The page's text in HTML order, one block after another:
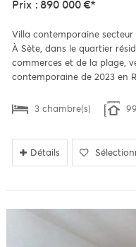
Prix : 890 000 €*
Villa contemporaine
À Sète, dans le quartier
commerces et de la plage,
contemporaine de 2023 en
3 chambre(s)
Détails